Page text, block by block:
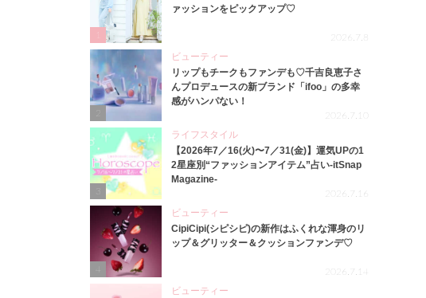
ァッションをピックアップ♡
2026.7.8
ビューティー
リップもチークもファンデも♡千吉良恵子さ
んプロデュースの新ブランド「ifoo」の多幸
感がハンパない！
2026.7.10
3
ライフスタイル
【2026年7／16(火)〜7／31(金)】運気UPの1
2星座別“ファッションアイテム”占い-itSnap
Magazine-
2026.7.16
4
ビューティー
CipiCipi(シピシピ)の新作はふくれな渾身のリ
ップ＆グリッター＆クッションファンデ♡
2026.7.14
ビューティー